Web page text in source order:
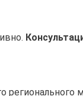
регионального